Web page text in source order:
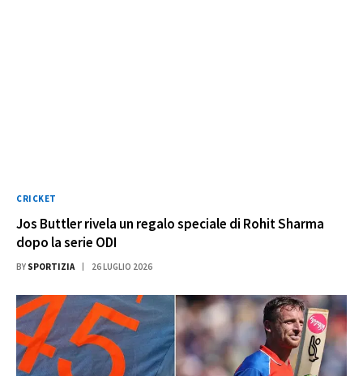
CRICKET
Jos Buttler rivela un regalo speciale di Rohit Sharma
dopo la serie ODI
BY SPORTIZIA 26 LUGLIO 2026